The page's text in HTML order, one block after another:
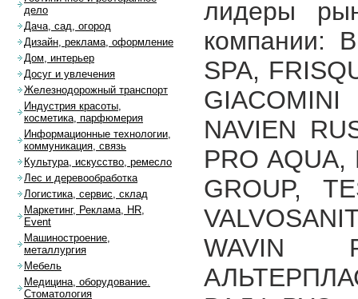
лидеры
компании:
SPA,
NAVIEN
PRO
GROUP,
WAVIN
дело
Дача, сад, огород
Дизайн, реклама, оформление
Дом, интерьер
Досуг и увлечения
Железнодорожный транспорт
Индустрия красоты,
косметика, парфюмерия
Информационные технологии,
коммуникация, связь
Культура, искусство, ремесло
Лес и деревообработка
Логистика, сервис, склад
Маркетинг, Реклама, HR,
Event
Машиностроение,
металлургия
Мебель
Медицина, оборудование.
Стоматология